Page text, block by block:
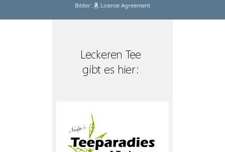
Bilder: License Agreement